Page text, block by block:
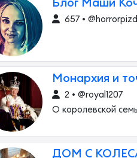
Блог Маши
657 •
Монархия и
2 • @royal1207
О королевской
ДОМ С